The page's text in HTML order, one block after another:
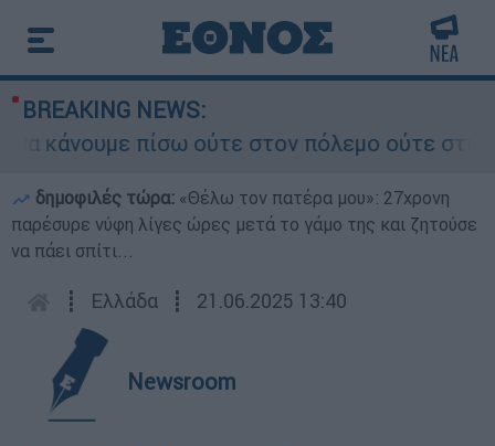
BREAKING NEWS:
κάνουμε πίσω ούτε στον πόλεμο ούτε στις
δημοφιλές τώρα: «Θέλω τον πατέρα μου»: 27χρονη
παρέσυρε νύφη λίγες ώρες μετά το γάμο της και ζητούσε
να πάει σπίτι...
┋ Ελλάδα ┋ 21.06.2025 13:40
Newsroom